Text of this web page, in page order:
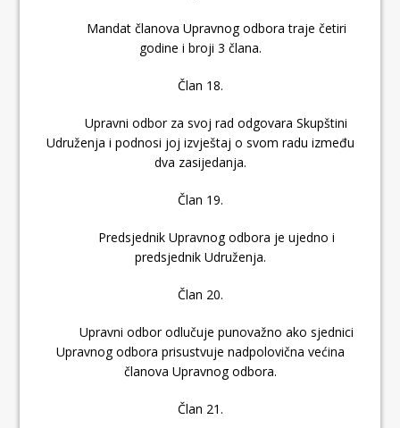
Mandat članova Upravnog odbora traje četiri
godine i broji 3 člana.
Član 18.
Upravni odbor za svoj rad odgovara Skupštini
Udruženja i podnosi joj izvještaj o svom radu između
dva zasijedanja.
Član 19.
Predsjednik Upravnog odbora je ujedno i
predsjednik Udruženja.
Član 20.
Upravni odbor odlučuje punovažno ako sjednici
Upravnog odbora prisustvuje nadpolovična većina
članova Upravnog odbora.
Član 21.